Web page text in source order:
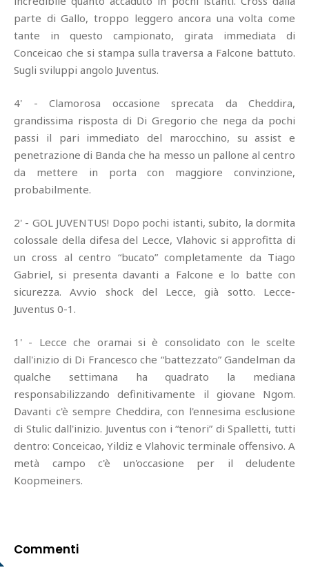
parte di Gallo, troppo leggero ancora una volta come
tante in questo campionato, girata immediata di
Conceicao che si stampa sulla traversa a Falcone battuto.
Sugli sviluppi angolo Juventus.
4' - Clamorosa occasione sprecata da Cheddira,
grandissima risposta di Di Gregorio che nega da pochi
passi il pari immediato del marocchino, su assist e
penetrazione di Banda che ha messo un pallone al centro
da mettere in porta con maggiore convinzione,
probabilmente.
2' - GOL JUVENTUS! Dopo pochi istanti, subito, la dormita
colossale della difesa del Lecce, Vlahovic si approfitta di
un cross al centro “bucato” completamente da Tiago
Gabriel, si presenta davanti a Falcone e lo batte con
sicurezza. Avvio shock del Lecce, già sotto. Lecce-
Juventus 0-1.
1' - Lecce che oramai si è consolidato con le scelte
dall'inizio di Di Francesco che “battezzato” Gandelman da
qualche settimana ha quadrato la mediana
responsabilizzando definitivamente il giovane Ngom.
Davanti c'è sempre Cheddira, con l'ennesima esclusione
di Stulic dall'inizio. Juventus con i “tenori” di Spalletti, tutti
dentro: Conceicao, Yildiz e Vlahovic terminale offensivo. A
metà campo c'è un'occasione per il deludente
Koopmeiners.
Commenti